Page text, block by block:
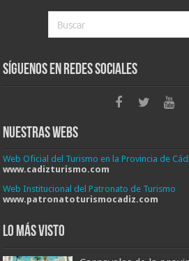
Síguenos en Redes Sociales
Nuestras Webs
Web Oficial del Turismo en la Provincia de
www.cadizturismo.com
Web Institucional del Patronato de Turismo
www.patronatoturismocadiz.com
Lo más visto